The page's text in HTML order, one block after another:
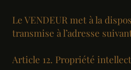
Le VENDEUR met à la
transmise à l’adresse
Article 12. Propriété